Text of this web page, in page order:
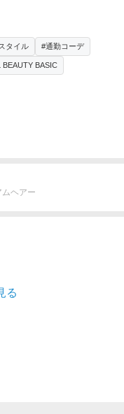
タイル #通勤コーデ
BEAUTY BASIC
ヘアー
る